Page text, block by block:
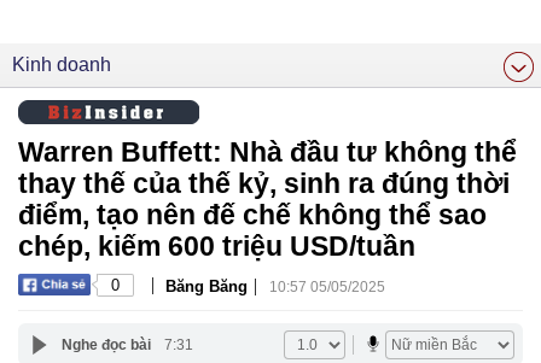
Kinh doanh
Warren Buffett: Nhà đầu tư không thể
thay thế của thế kỷ, sinh ra đúng thời
điểm, tạo nên đế chế không thể sao
chép, kiếm 600 triệu USD/tuần
0 | Băng Băng | 10:57 05/05/2025
Nghe đọc bài 7:31